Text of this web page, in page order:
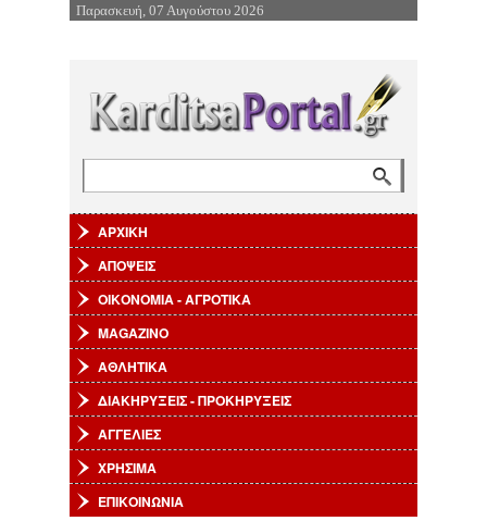
Επιστροφή στην Πλοήγηση
Παρασκευή, 07 Αυγούστου 2026
ΑΡΧΙΚΗ
ΑΠΟΨΕΙΣ
ΟΙΚΟΝΟΜΙΑ - ΑΓΡΟΤΙΚΑ
MAGAZINO
ΑΘΛΗΤΙΚΑ
ΔΙΑΚΗΡΥΞΕΙΣ - ΠΡΟΚΗΡΥΞΕΙΣ
ΑΓΓΕΛΙΕΣ
ΧΡΗΣΙΜΑ
ΕΠΙΚΟΙΝΩΝΙΑ